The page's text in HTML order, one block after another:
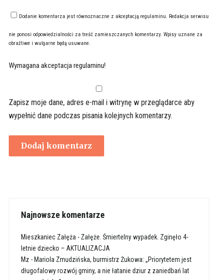
Dodanie komentarza jest równoznaczne z akceptacją regulaminu. Redakcja serwisu
nie ponosi odpowiedzialności za treść zamieszczanych komentarzy. Wpisy uznane za
obraźliwe i wulgarne będą usuwane.
Wymagana akceptacja regulaminu!
Zapisz moje dane, adres e-mail i witrynę w przeglądarce aby
wypełnić dane podczas pisania kolejnych komentarzy.
Najnowsze komentarze
Mieszkaniec Załęża - Załęże. Śmiertelny wypadek. Zginęło 4-
letnie dziecko – AKTUALIZACJA
Mz - Mariola Zmudzińska, burmistrz Żukowa: „Priorytetem jest
długofalowy rozwój gminy, a nie łatanie dziur z zaniedbań lat